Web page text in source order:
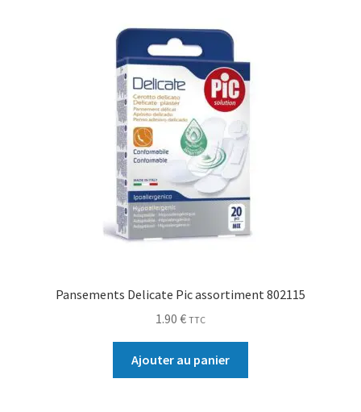
Pansements Delicate Pic assortiment 802115
1.90 € TTC
Ajouter au panier